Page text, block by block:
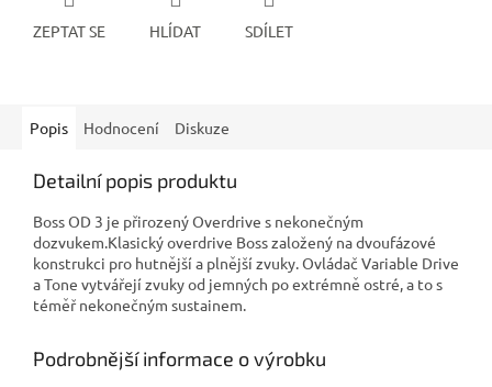
ZEPTAT SE HLÍDAT SDÍLET
Popis Hodnocení Diskuze
Detailní popis produktu
Boss OD 3 je přirozený Overdrive s nekonečným
dozvukem.Klasický overdrive Boss založený na dvoufázové
konstrukci pro hutnější a plnější zvuky. Ovládač Variable Drive
a Tone vytvářejí zvuky od jemných po extrémně ostré, a to s
téměř nekonečným sustainem.
Podrobnější informace o výrobku